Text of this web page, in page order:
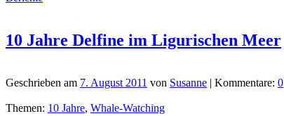
10 Jahre Delfine im Ligurischen Meer
Geschrieben am 7. August 2011 von Susanne | Kommentare: 0
Themen: 10 Jahre, Whale-Watching